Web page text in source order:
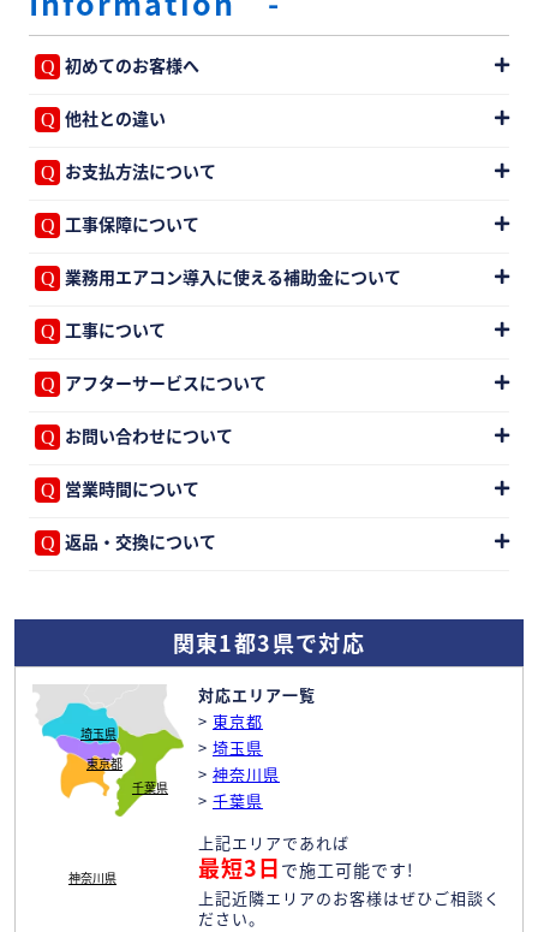
初めてのお客様へ
他社との違い
お支払方法について
工事保障について
業務用エアコン導入に使える補助金について
工事について
アフターサービスについて
お問い合わせについて
営業時間について
返品・交換について
関東1都3県で対応
東京都
埼玉県
神奈川県
千葉県
対応エリア一覧
> 東京都
> 埼玉県
> 神奈川県
> 千葉県
上記エリアであれば
最短3日 で施工可能です!
上記近隣エリアのお客様はぜひご相談く
ださい。